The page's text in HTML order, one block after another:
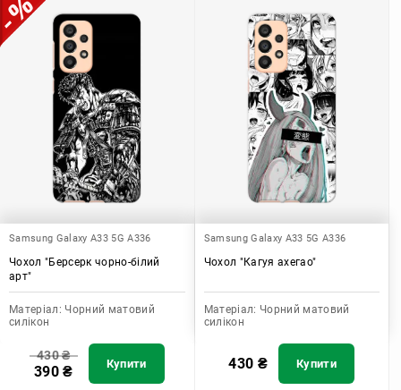
Samsung Galaxy A33 5G A336
Чохол "Берсерк чорно-білий
арт"
Матеріал: Чорний матовий
силікон
430₴
390₴ Купити
Samsung Galaxy A33 5G A336
Чохол "Кагуя ахегао"
Матеріал: Чорний матовий
силікон
430 ₴ Купити